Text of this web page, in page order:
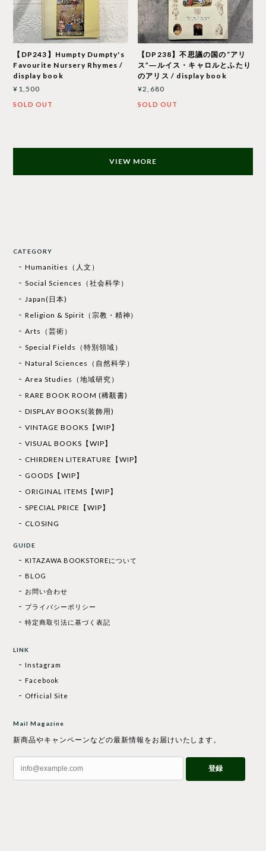
【DP243】Humpty Dumpty's
Favourite Nursery Rhymes /
display book
¥1,500
SOLD OUT
【DP238】不思議の国の“アリ
ス”―ルイス・キャロルとふたり
のアリス / display book
¥2,680
SOLD OUT
VIEW MORE
CATEGORY
Humanities（人文）
Social Sciences（社会科学）
Japan(日本)
Religion & Spirit（宗教・精神）
Arts（芸術）
Special Fields（特別領域）
Natural Sciences（自然科学）
Area Studies（地域研究）
RARE BOOK ROOM (稀覯書)
DISPLAY BOOKS(装飾用)
VINTAGE BOOKS【WIP】
VISUAL BOOKS【WIP】
CHIRDREN LITERATURE【WIP】
GOODS【WIP】
ORIGINAL ITEMS【WIP】
SPECIAL PRICE【WIP】
CLOSING
GUIDE
KITAZAWA BOOKSTOREについて
BLOG
お問い合わせ
プライバシーポリシー
特定商取引法に基づく表記
LINK
Instagram
Facebook
Official Site
Mail Magazine
新商品やキャンペーンなどの最新情報をお届けいたします。
登録